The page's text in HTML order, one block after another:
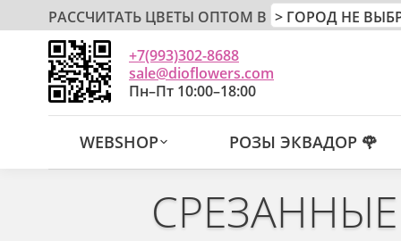
РАССЧИТАТЬ ЦВЕТЫ ОПТОМ В
+7(993)302-8688
sale@dioflowers.com
Пн–Пт 10:00–18:00
WEBSHOP РОЗЫ ЭКВАДОР 🌹